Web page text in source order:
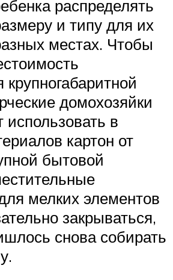
распределять
и типу для их
местах. Чтобы
крупногабаритной
домохозяйки
в
картон от
бытовой
мелких элементов
закрываться,
снова собирать